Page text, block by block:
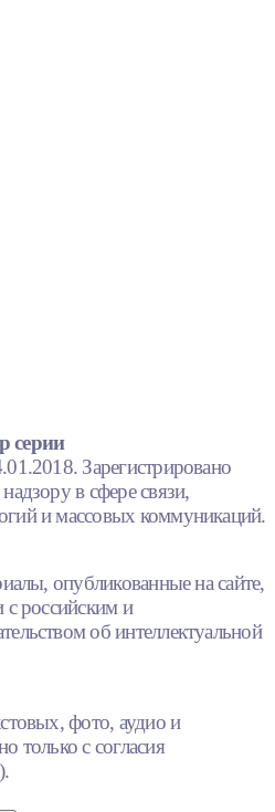
серии
Зарегистрировано
в сфере связи,
и массовых коммуникаций.
опубликованные на сайте,
с российским и
об интеллектуальной
фото, аудио и
только с согласия